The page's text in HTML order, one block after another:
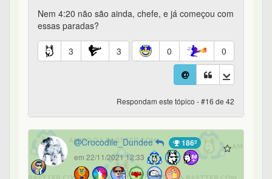
Nem 4:20 não são ainda, chefe, e já começou com
essas paradas?
3 3 0 0
Respondam este tópico - #16 de 42
Crocodile_Dundee 186º
em 22/11/2021 12:33